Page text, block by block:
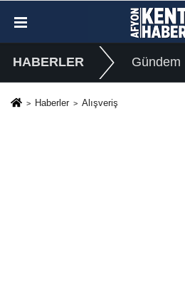
HABERLER Gündem
Haberler Alışveriş